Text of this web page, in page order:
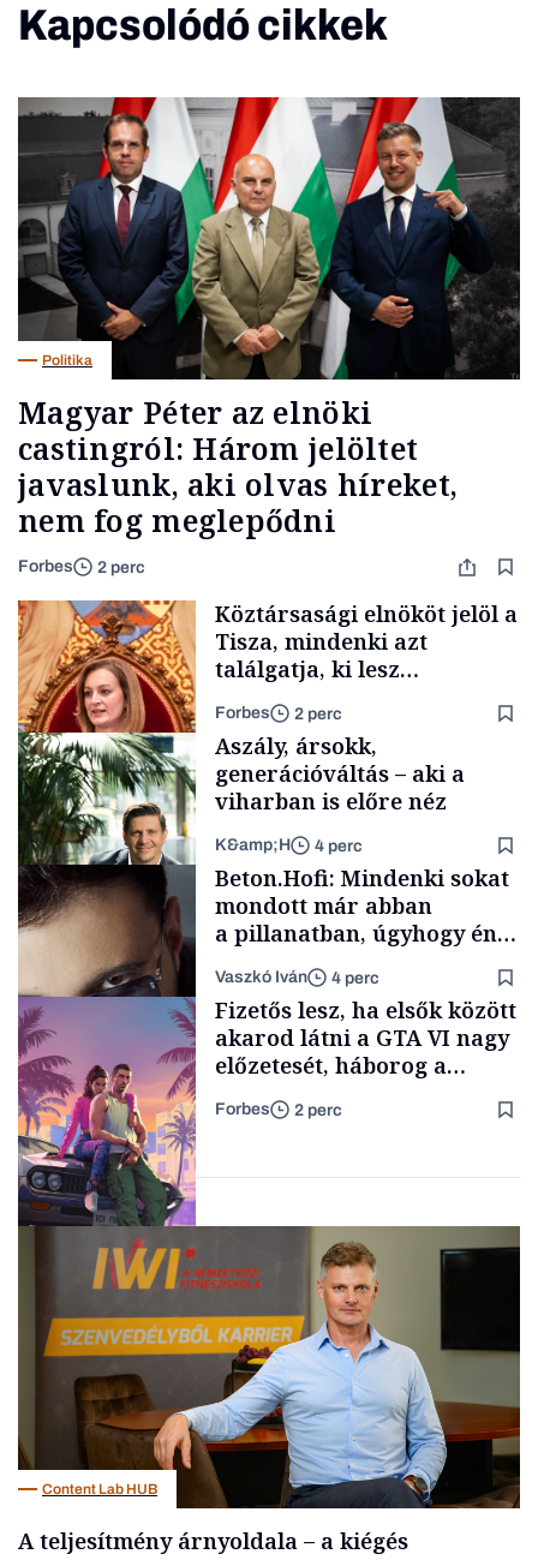
Kapcsolódó cikkek
Politika
Magyar Péter az elnöki
castingról: Három jelöltet
javaslunk, aki olvas híreket,
nem fog meglepődni
Forbes 2 perc
Politika
Köztársasági elnököt jelöl a
Tisza, mindenki azt
találgatja, ki lesz
szombaton a befutó –
soroljuk az eddig felmerült
neveket
Forbes 2 perc
TÁMOGATÓI
Aszály, ársokk,
generációváltás – aki a
viharban is előre néz
K&amp;H 4 perc
Forbes-sztori
Beton.Hofi: Mindenki sokat
mondott már abban
a pillanatban, úgyhogy én
a legsarkosabb
gondolataimat akartam
kimondani
Vaszkó Iván 4 perc
Fizetős lesz, ha elsők között
akarod látni a GTA VI nagy
előzetesét, háborog a
gamer közösség
Forbes 2 perc
Content Lab HUB
A teljesítmény árnyoldala – a kiégés